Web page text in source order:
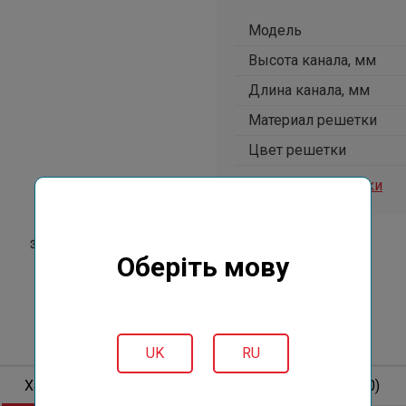
Оберіть мову
UK RU
Модель
Высота канала, мм
Длина канала, мм
Материал решетки
Цвет решетки
Все характеристики
Характеристики Отзывов (0)